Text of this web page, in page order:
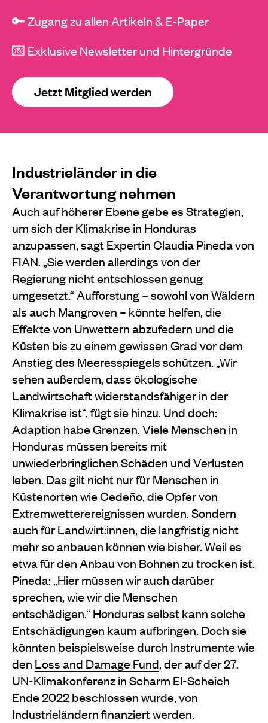
🔑 Zugang zu allen Artikeln & E-Paper
💌 Exklusive Newsletter und Hintergründe
Jetzt Mitglied werden
Industrieländer in die
Verantwortung nehmen
Auch auf höherer Ebene gebe es Strategien,
um sich der Klimakrise in Honduras
anzupassen, sagt Expertin Claudia Pineda von
FIAN. „Sie werden allerdings von der
Regierung nicht entschlossen genug
umgesetzt.“ Aufforstung – sowohl von Wäldern
als auch Mangroven – könnte helfen, die
Effekte von Unwettern abzufedern und die
Küsten bis zu einem gewissen Grad vor dem
Anstieg des Meeresspiegels schützen. „Wir
sehen außerdem, dass ökologische
Landwirtschaft widerstandsfähiger in der
Klimakrise ist“, fügt sie hinzu. Und doch:
Adaption habe Grenzen. Viele Menschen in
Honduras müssen bereits mit
unwiederbringlichen Schäden und Verlusten
leben. Das gilt nicht nur für Menschen in
Küstenorten wie Cedeño, die Opfer von
Extremwetterereignissen wurden. Sondern
auch für Landwirt:innen, die langfristig nicht
mehr so anbauen können wie bisher. Weil es
etwa für den Anbau von Bohnen zu trocken ist.
Pineda: „Hier müssen wir auch darüber
sprechen, wie wir die Menschen
entschädigen.“ Honduras selbst kann solche
Entschädigungen kaum aufbringen. Doch sie
könnten beispielsweise durch Instrumente wie
den Loss and Damage Fund, der auf der 27.
UN-Klimakonferenz in Scharm El-Scheich
Ende 2022 beschlossen wurde, von
Industrieländern finanziert werden.